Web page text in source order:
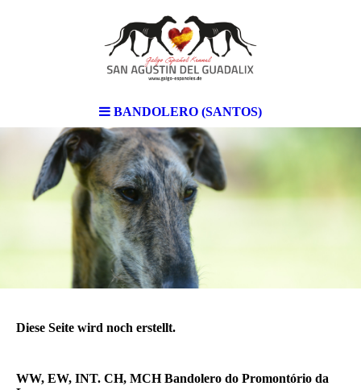
BANDOLERO (SANTOS)
Diese Seite wird noch erstellt.
WW, EW, INT. CH, MCH Bandolero do Promontório da